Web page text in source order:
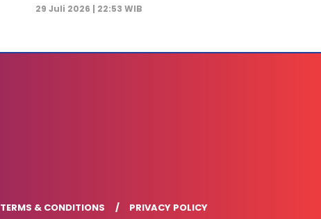
29 Juli 2026 | 22:53 WIB
TERMS & CONDITIONS PRIVACY POLICY